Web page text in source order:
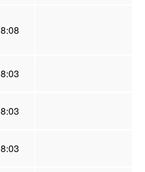
8:08
8:03
8:03
8:03